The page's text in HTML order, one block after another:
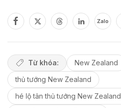
Zalo
Từ khóa:
New Zealand
thủ tướng New Zealand
hé lộ tân thủ tướng New Zealand